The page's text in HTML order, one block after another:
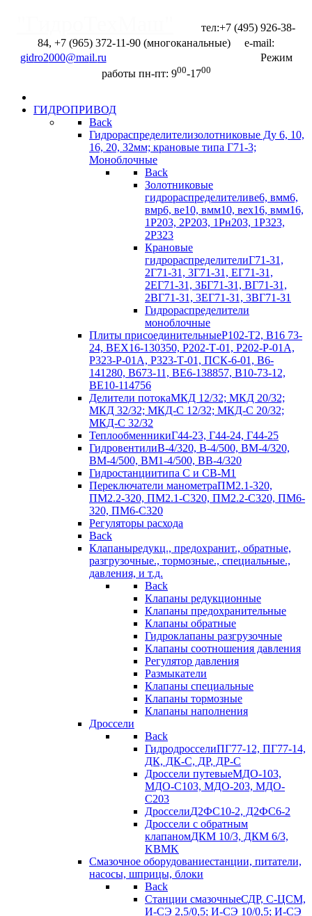
тел:+7 (495) 926-38-
84, +7 (965) 372-11-90 (многоканальные) e-mail:
Режим
работы пн-пт: 900-1700
ГИДРОПРИВОД
Back
Гидрораспределителизолотниковые Ду 6, 10,
16, 20, 32мм; крановые типа Г71-3;
Моноблочные
Back
Золотниковые
гидрораспределителиве6, вмм6,
вмр6, ве10, вмм10, вех16, вмм16,
1Р203, 2Р203, 1Рн203, 1Р323,
2Р323
Крановые
гидрораспределителиГ71-31,
2Г71-31, 3Г71-31, ЕГ71-31,
2ЕГ71-31, ЗБГ71-З1, ВГ71-31,
2ВГ71-31, 3EГ71-31, 3BГ71-31
Гидрораспределители
моноблочные
Плиты присоединительныеР102-Т2, В16 73-
24, ВЕХ16-130350, Р202-Т-01, Р202-Р-01А,
Р323-Р-01А, Р323-Т-01, ПСК-6-01, В6-
141280, В673-11, ВЕ6-138857, В10-73-12,
ВЕ10-114756
Делители потокаМКД 12/32; МКД 20/32;
МКД 32/32; МКД-С 12/32; МКД-С 20/32;
МКД-С 32/32
ТеплообменникиГ44-23, Г44-24, Г44-25
ГидровентилиВ-4/320, В-4/500, ВМ-4/320,
ВМ-4/500, ВМ1-4/500, ВВ-4/320
Гидростанциитипа С и СВ-М1
Переключатели манометраПМ2.1-320,
ПМ2.2-320, ПМ2.1-С320, ПМ2.2-С320, ПМ6-
320, ПМ6-С320
Регуляторы расхода
Back
Клапаныредукц., предохранит., обратные,
разгрузочные., тормозные., специальные.,
давления, и т.д.
Back
Клапаны редукционные
Клапаны предохранительные
Клапаны обратные
Гидроклапаны разгрузочные
Клапаны соотношения давления
Регулятор давления
Размыкатели
Клапаны специальные
Клапаны тормозные
Клапаны наполнения
Дроссели
Back
ГидродросселиПГ77-12, ПГ77-14,
ДК, ДК-С, ДР, ДР-С
Дроссели путевыеМДО-103,
МДО-С103, МДО-203, МДО-
С203
ДросселиД2ФС10-2, Д2ФС6-2
Дроссели с обратным
клапаномДКМ 10/3, ДКМ 6/3,
KBMK
Смазочное оборудованиестанции, питатели,
насосы, шприцы, блоки
Back
Станции смазочныеСДР, С-ЦСМ,
И-СЭ 2,5/0,5; И-СЭ 10/0,5; И-СЭ